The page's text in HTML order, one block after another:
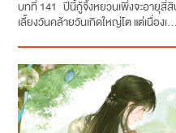
บทที่ 141 ปีนี้กู้จิ้งหยวนเพิ่งจะอายุสี่
เลี้ยงวันคล้ายวันเกิดใหญ่โต แต่เนื่องเ...